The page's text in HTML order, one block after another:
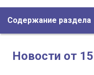
Содержание раздела
Новости от